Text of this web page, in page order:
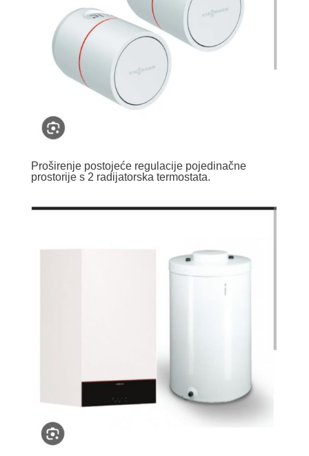
Proširenje postojeće regulacije pojedinačne
prostorije s 2 radijatorska termostata.